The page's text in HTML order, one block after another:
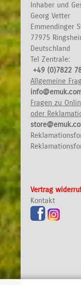
Inhaber und
Georg Vetter
Emmendinger
77975
Deutschland
Tel Zentrale:
+49 (0)7822
Allgemeine
Fragen zu
oder
Vertrag
Kontakt